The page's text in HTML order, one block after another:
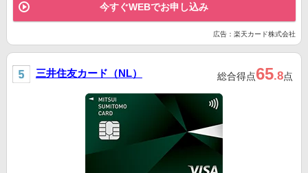
今すぐWEBでお申し込み
広告：楽天カード株式会社
三井住友カード（NL） 総合得点65.8点